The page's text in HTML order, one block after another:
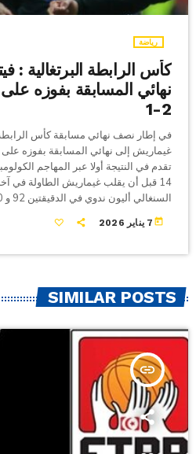
رياضة
كأس الرابطة البرتغالية :
نهائي المسابقة بفوزه
2-1
في إطار نصف نهائي مسابقة كأس الرابطة
تقدم في النتيجة أولا عبر المهاجم
14 قبل أن يقلب غيماريش الطاولة في
السنغالي أليون ندوي في الدقيقتين 92 و 90+11
today 7 يناير 2026
SIMILAR POSTS
insert_link